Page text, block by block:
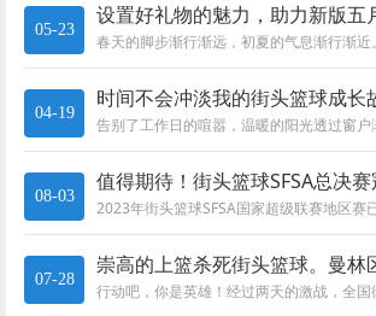
05-23
设置好礼物的魅力，助力新版五
04-19
时间不会冲淡我的街头篮球成长
08-03
07-28